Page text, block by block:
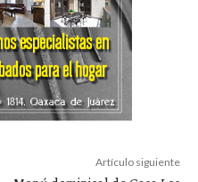
Artículo siguiente